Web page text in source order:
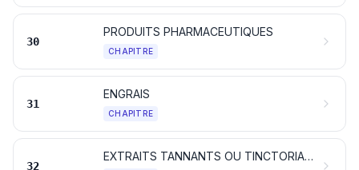
30
PRODUITS PHARMACEUTIQUES
CHAPITRE
31
ENGRAIS
CHAPITRE
32
EXTRAITS TANNANTS OU TINCTORIAUX; TANINS ET LEURS DÉRIVÉS; PIGMENTS ET AUTRES MATIÈRES COLORANTES; PEINTURES ET VERNIS; MASTICS; ENCRES